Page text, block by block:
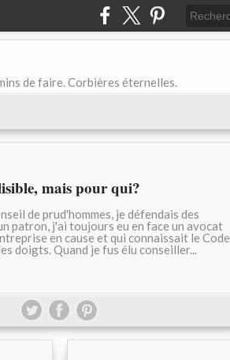
de faire. Corbières éternelles.
mais pour qui?
de prud'hommes, je défendais des
patron, j'ai toujours eu en face un avocat
en cause et qui connaissait le Code
doigts. Quand je fus élu conseiller...